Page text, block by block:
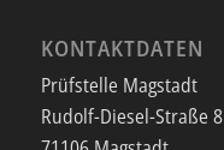
KONTAKTDATEN
Prüfstelle Magstadt
Rudolf-Diesel-Straße 8